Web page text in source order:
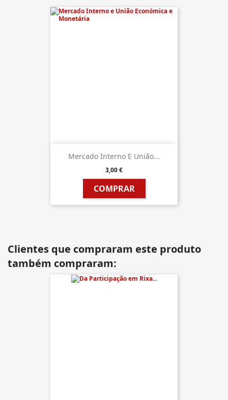
Mercado Interno E União...
3,00 €
COMPRAR
Clientes que compraram este produto
também compraram: